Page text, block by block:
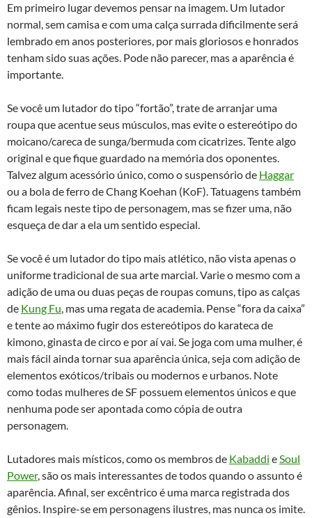
Em primeiro lugar devemos pensar na imagem. Um lutador
normal, sem camisa e com uma calça surrada dificilmente será
lembrado em anos posteriores, por mais gloriosos e honrados
tenham sido suas ações. Pode não parecer, mas a aparência é
importante.
Se você um lutador do tipo “fortão”, trate de arranjar uma
roupa que acentue seus músculos, mas evite o estereótipo do
moicano/careca de sunga/bermuda com cicatrizes. Tente algo
original e que fique guardado na memória dos oponentes.
Talvez algum acessório único, como o suspensório de Haggar
ou a bola de ferro de Chang Koehan (KoF). Tatuagens também
ficam legais neste tipo de personagem, mas se fizer uma, não
esqueça de dar a ela um sentido especial.
Se você é um lutador do tipo mais atlético, não vista apenas o
uniforme tradicional de sua arte marcial. Varie o mesmo com a
adição de uma ou duas peças de roupas comuns, tipo as calças
de Kung Fu, mas uma regata de academia. Pense “fora da caixa”
e tente ao máximo fugir dos estereótipos do karateca de
kimono, ginasta de circo e por aí vai. Se joga com uma mulher, é
mais fácil ainda tornar sua aparência única, seja com adição de
elementos exóticos/tribais ou modernos e urbanos. Note
como todas mulheres de SF possuem elementos únicos e que
nenhuma pode ser apontada como cópia de outra
personagem.
Lutadores mais místicos, como os membros de Kabaddi eSoul
Power, são os mais interessantes de todos quando o assunto é
aparência. Afinal, ser excêntrico é uma marca registrada dos
gênios. Inspire-se em personagens ilustres, mas nunca os imite.